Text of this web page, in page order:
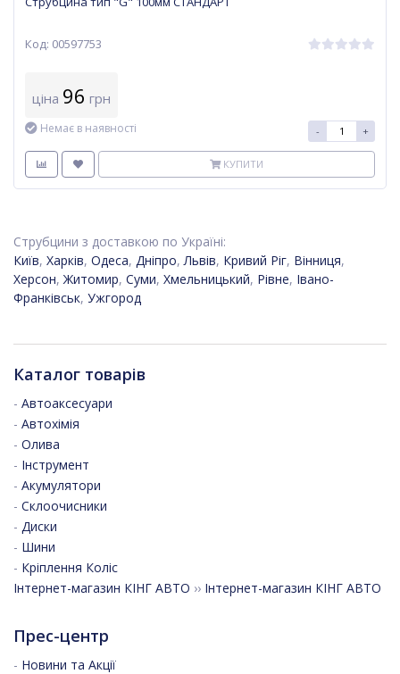
Код: 00597753
ціна 96 грн
Немає в наявності - +
КУПИТИ
Струбцини з доставкою по Україні:
Київ, Харків, Одеса, Дніпро,Львів, Кривий Ріг, Вінниця,
Херсон,Житомир, Суми, Хмельницький, Рівне, Івано-
Франківськ, Ужгород
Каталог товарів
- Автоаксесуари
- Автохімія
- Олива
- Інструмент
- Акумулятори
- Склоочисники
- Диски
- Шини
- Кріплення Коліс
Інтернет-магазин КІНГ АВТО ›› Інтернет-магазин КІНГ АВТО
Прес-центр
- Новини та Акції